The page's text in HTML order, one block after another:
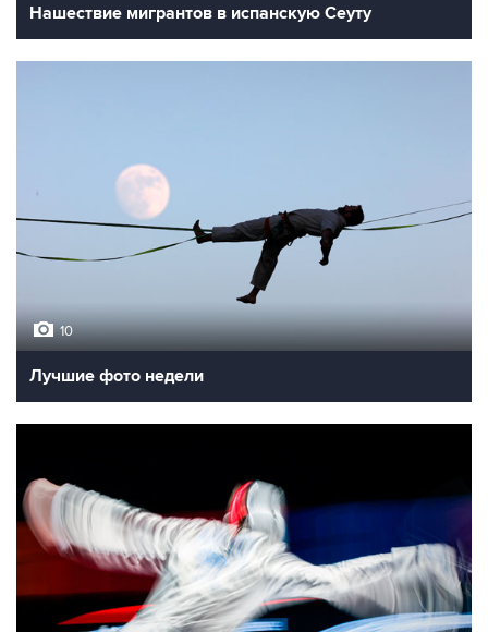
Нашествие мигрантов в испанскую Сеуту
10
Лучшие фото недели